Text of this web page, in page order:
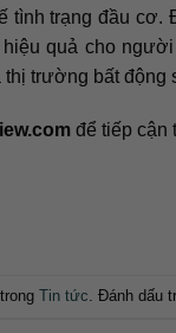
tình trạng đầu
quả cho
trường bất động
để tiếp cận
Tin tức . Đánh dấu